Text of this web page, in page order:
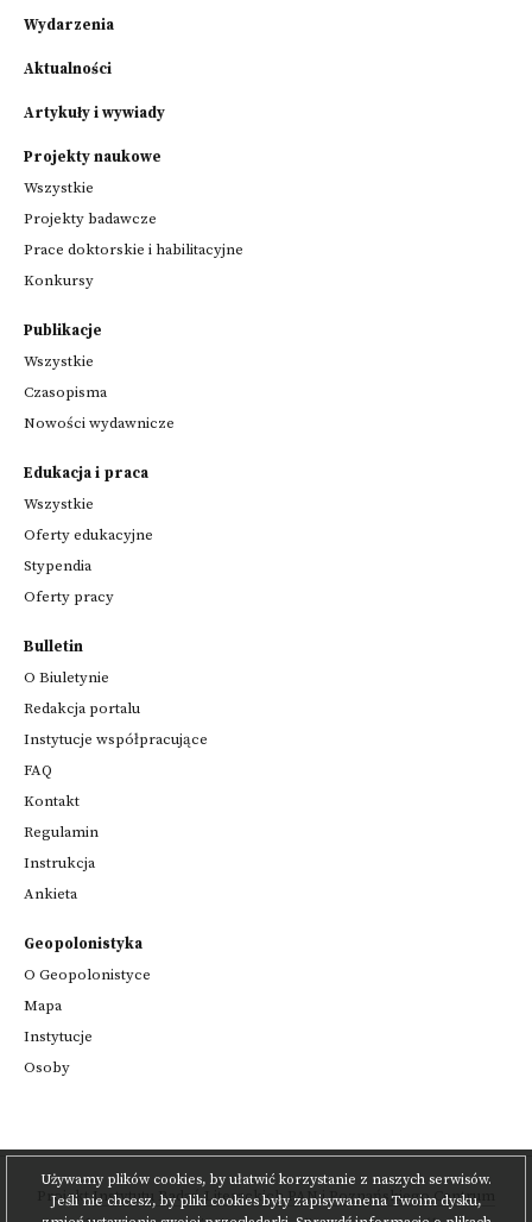
Używamy plików cookies, by ułatwić korzystanie z naszych serwisów.
Jeśli nie chcesz, by pliki cookies były zapisywanena Twoim dysku,
Wydarzenia
Aktualności
Artykuły i wywiady
Projekty naukowe
Wszystkie
Projekty badawcze
Prace doktorskie i habilitacyjne
Konkursy
Publikacje
Wszystkie
Czasopisma
Nowości wydawnicze
Edukacja i praca
Wszystkie
Oferty edukacyjne
Stypendia
Oferty pracy
Bulletin
O Biuletynie
Redakcja portalu
Instytucje współpracujące
FAQ
Kontakt
Regulamin
Instrukcja
Ankieta
Geopolonistyka
O Geopolonistyce
Mapa
Instytucje
Osoby
ProjektInstytutu Badań Literackich PANiPoznańskiego Centrum